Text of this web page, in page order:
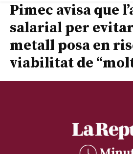
Pimec avisa que
salarial per
metall posa en
viabilitat de